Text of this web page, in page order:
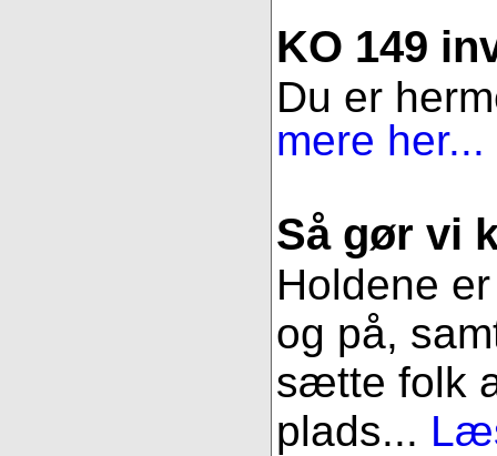
KO 149
Du er
mere her...
Så gør vi
Holdene
og på,
sætte folk
plads...